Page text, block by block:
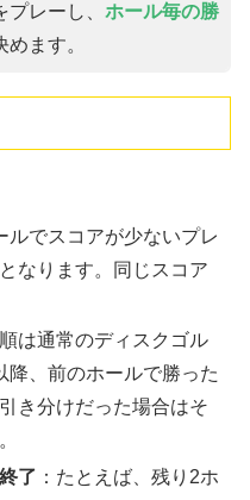
レーし、 ホール毎の勝
ます。
ルでスコアが少ないプレ
なります。同じスコア
順は通常のディスクゴル
降、前のホールで勝った
き分けだった場合はそ
了 ：たとえば、残り2ホ